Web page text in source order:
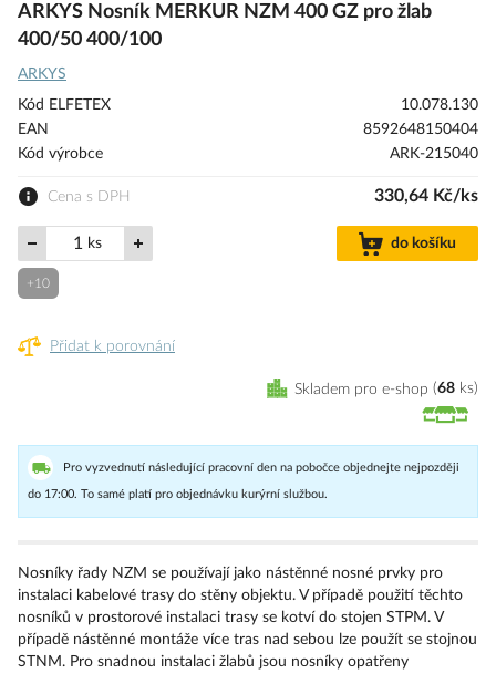
na
začátek
s
obrázky
ARKYS Nosník MERKUR NZM 400 GZ pro žlab
400/50 400/100
ARKYS
Kód ELFETEX
10.078.130
EAN
8592648150404
Kód výrobce
ARK-215040
Cena s DPH 330,64 Kč/ks
ks do košíku
+10
Přidat k porovnání
Skladem pro e-shop 68 ks
Pro vyzvednutí následující pracovní den na pobočce objednejte nejpozději
do 17:00. To samé platí pro objednávku kurýrní službou.
Nosníky řady NZM se používají jako nástěnné nosné prvky pro
instalaci kabelové trasy do stěny objektu. V případě použití těchto
nosníků v prostorové instalaci trasy se kotví do stojen STPM. V
případě nástěnné montáže více tras nad sebou lze použít se stojnou
STNM. Pro snadnou instalaci žlabů jsou nosníky opatřeny